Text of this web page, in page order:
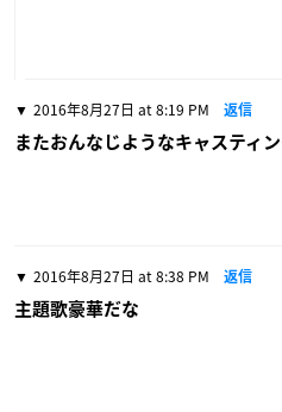
2016年8月27日 at 8:19 PM 返信
またおんなじようなキャスティ
2016年8月27日 at 8:38 PM 返信
主題歌豪華だな